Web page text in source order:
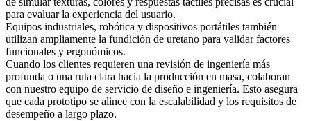
para evaluar la experiencia del usuario.
Equipos industriales, robótica y dispositivos portátiles también
utilizan ampliamente la fundición de uretano para validar factores
funcionales y ergonómicos.
Cuando los clientes requieren una revisión de ingeniería más
profunda o una ruta clara hacia la producción en masa, colaboran
con nuestro equipo de servicio de diseño e ingeniería. Esto asegura
que cada prototipo se alinee con la escalabilidad y los requisitos de
desempeño a largo plazo.